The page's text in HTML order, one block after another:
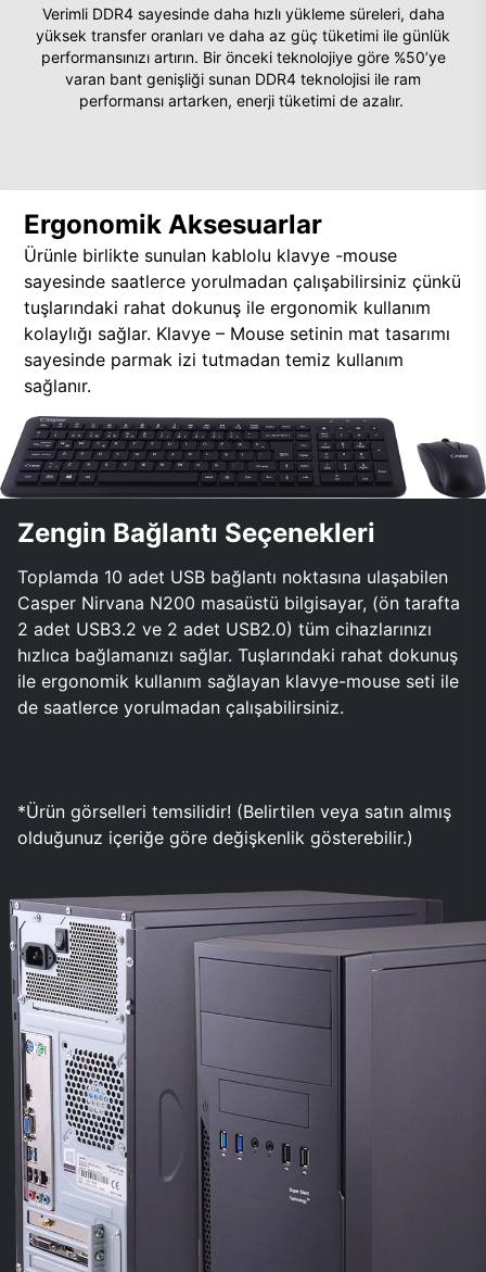
Verimli DDR4 sayesinde daha hızlı yükleme süreleri, daha
yüksek transfer oranları ve daha az güç tüketimi ile günlük
performansınızı artırın. Bir önceki teknolojiye göre %50’ye
varan bant genişliği sunan DDR4 teknolojisi ile ram
performansı artarken, enerji tüketimi de azalır.
Ergonomik Aksesuarlar
Ürünle birlikte sunulan kablolu klavye -mouse
sayesinde saatlerce yorulmadan çalışabilirsiniz çünkü
tuşlarındaki rahat dokunuş ile ergonomik kullanım
kolaylığı sağlar. Klavye – Mouse setinin mat tasarımı
sayesinde parmak izi tutmadan temiz kullanım
sağlanır.
Zengin Bağlantı Seçenekleri
Toplamda 10 adet USB bağlantı noktasına ulaşabilen
Casper Nirvana N200 masaüstü bilgisayar, (ön tarafta
2 adet USB3.2 ve 2 adet USB2.0) tüm cihazlarınızı
hızlıca bağlamanızı sağlar. Tuşlarındaki rahat dokunuş
ile ergonomik kullanım sağlayan klavye-mouse seti ile
de saatlerce yorulmadan çalışabilirsiniz.
*Ürün görselleri temsilidir! (Belirtilen veya satın almış
olduğunuz içeriğe göre değişkenlik gösterebilir.)